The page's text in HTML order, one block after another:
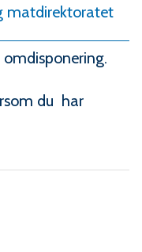
matdirektoratet
du har